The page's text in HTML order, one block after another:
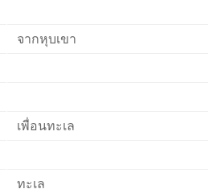
จากหุบเขา
เพื่อนทะเล
ทะเล